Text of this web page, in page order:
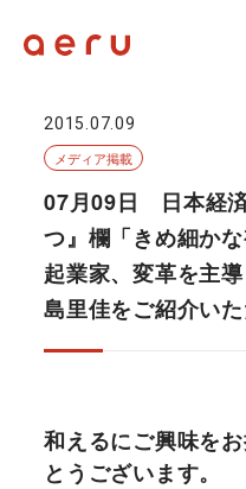
2015.07.09
メディア掲載
07月09日 日本経
つ』欄「きめ細か
起業家、変革を主
島里佳をご紹介いた
和えるにご興味を
とうございます。